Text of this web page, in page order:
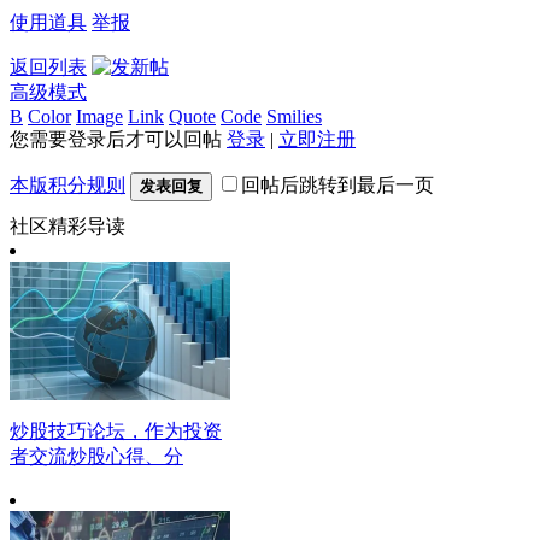
使用道具 举报
返回列表
高级模式
B Color Image Link Quote Code Smilies
您需要登录后才可以回帖 登录 | 立即注册
本版积分规则 发表回复
回帖后跳转到最后一页
社区精彩导读
炒股技巧论坛，作为投资
者交流炒股心得、分